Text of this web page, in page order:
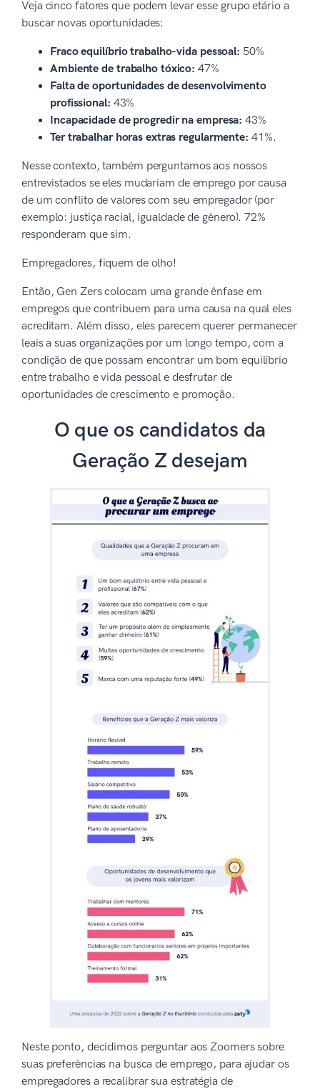
Veja cinco fatores que podem levar esse grupo etário a
buscar novas oportunidades:
Fraco equilíbrio trabalho-vida pessoal: 50%
Ambiente de trabalho tóxico: 47%
Falta de oportunidades de desenvolvimento
profissional: 43%
Incapacidade de progredir na empresa: 43%
Ter trabalhar horas extras regularmente: 41%.
Nesse contexto, também perguntamos aos nossos
entrevistados se eles mudariam de emprego por causa
de um conflito de valores com seu empregador (por
exemplo: justiça racial, igualdade de gênero). 72%
responderam que sim.
Empregadores, fiquem de olho!
Então, Gen Zers colocam uma grande ênfase em
empregos que contribuem para uma causa na qual eles
acreditam. Além disso, eles parecem querer permanecer
leais a suas organizações por um longo tempo, com a
condição de que possam encontrar um bom equilíbrio
entre trabalho e vida pessoal e desfrutar de
oportunidades de crescimento e promoção.
O que os candidatos da
Geração Z desejam
Neste ponto, decidimos perguntar aos Zoomers sobre
suas preferências na busca de emprego, para ajudar os
empregadores a recalibrar sua estratégia de